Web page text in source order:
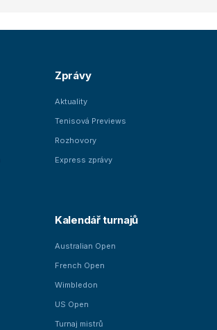
Zprávy
Aktuality
Tenisová Previews
Rozhovory
Express zprávy
Kalendář turnajů
Australian Open
French Open
Wimbledon
US Open
Turnaj mistrů